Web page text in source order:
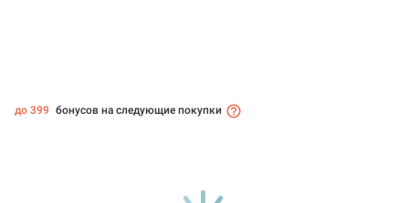
до 399 бонусов на следующие покупки